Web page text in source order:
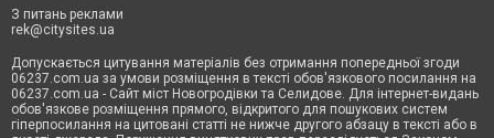
З питань реклами
rek@citysites.ua
Допускається цитування матеріалів без отримання попередньої згоди
06237.com.ua за умови розміщення в тексті обов'язкового посилання на
06237.com.ua - Сайт міст Новогродівки та Селидове. Для інтернет-видань
обов'язкове розміщення прямого, відкритого для пошукових систем
гіперпосилання на цитовані статті не нижче другого абзацу в тексті або в